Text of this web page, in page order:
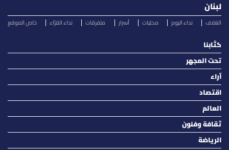
لبنان
الغلاف نداء اليوم محليات أسرار متفرقات نداء القرّاء خاص الموقع
كتّابنا
تحت المجهر
آراء
اقتصاد
العالم
ثقافة وفنون
الرياضة